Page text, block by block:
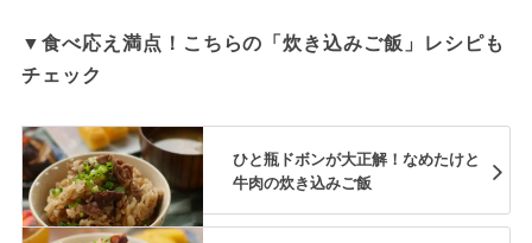
▼食べ応え満点！こちらの「炊き込みご飯」レシピも
チェック
ひと瓶ドボンが大正解！なめたけと
牛肉の炊き込みご飯